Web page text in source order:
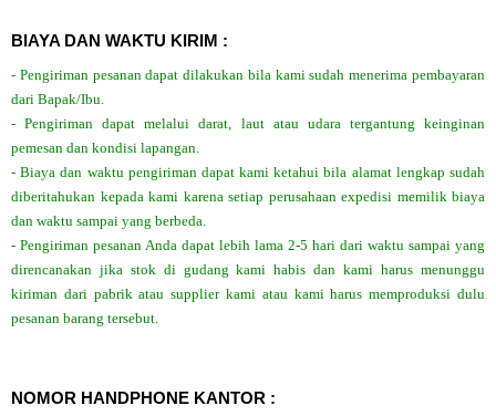
BIAYA DAN WAKTU KIRIM :
- Pengiriman pesanan dapat dilakukan bila kami sudah menerima pembayaran
dari Bapak/Ibu.
- Pengiriman dapat melalui darat, laut atau udara tergantung keinginan
pemesan dan kondisi lapangan.
- Biaya dan waktu pengiriman dapat kami ketahui bila alamat lengkap sudah
diberitahukan kepada kami karena setiap perusahaan expedisi memilik biaya
dan waktu sampai yang berbeda.
- Pengiriman pesanan Anda dapat lebih lama 2-5 hari dari waktu sampai yang
direncanakan jika stok di gudang kami habis dan kami harus menunggu
kiriman dari pabrik atau supplier kami atau kami harus memproduksi dulu
pesanan barang tersebut.
NOMOR HANDPHONE KANTOR :